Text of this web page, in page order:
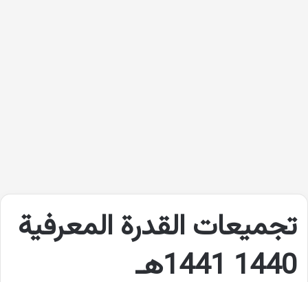
تجميعات القدرة المعرفية
1440 1441هـ